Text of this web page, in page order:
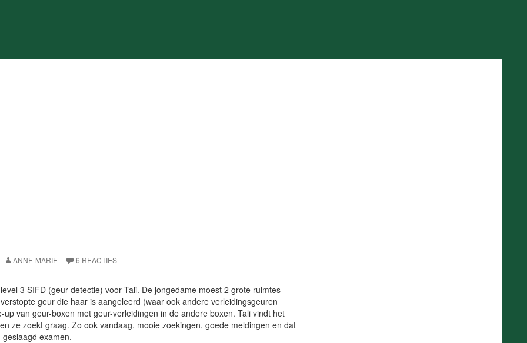
ANNE-MARIE 6 REACTIES
3 SIFD (geur-detectie) voor Tali. De jongedame moest 2 grote ruimtes
geur die haar is aangeleerd (waar ook andere verleidingsgeuren
up van geur-boxen met geur-verleidingen in de andere boxen. Tali vindt het
ze zoekt graag. Zo ook vandaag, mooie zoekingen, goede meldingen en dat
examen.